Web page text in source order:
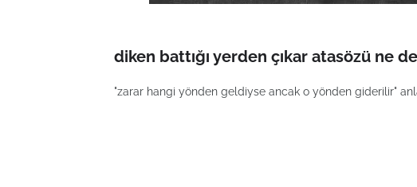
diken battığı yerden çıkar atasözü ne
"zarar hangi yönden geldiyse ancak o yönden giderilir"